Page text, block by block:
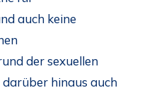
auch keine
der sexuellen
hinaus auch